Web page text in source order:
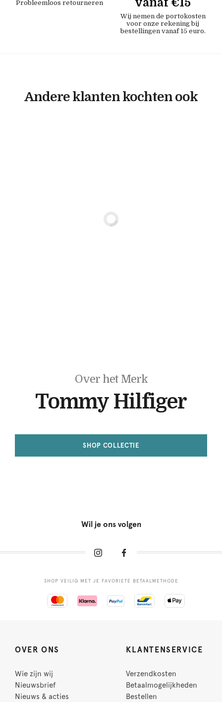
Probleemloos retourneren
Wij nemen de portokosten
voor onze rekening bij
bestellingen vanaf 15 euro.
Andere klanten kochten ook
Over het Merk
Tommy Hilfiger
SHOP COLLECTIE
Wil je ons volgen
SHOP VEILIG MET JE FAVORIETE BETAALMETHODE
OVER ONS
Wie zijn wij
Nieuwsbrief
Nieuws & acties
KLANTENSERVICE
Verzendkosten
Betaalmogelijkheden
Bestellen